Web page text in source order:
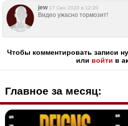
jew 17 Сен 2020 в 12:20
Видео ужасно тормозит!
Чтобы комментировать записи
или войти в
Главное за месяц: